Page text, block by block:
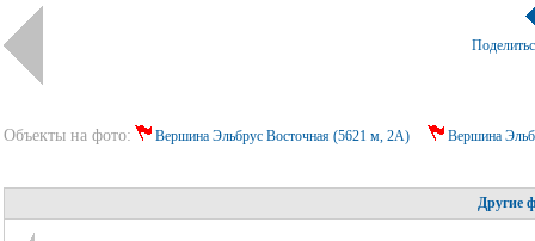
Объекты на фото: Вершина Эльбрус Восточная (5621 м, 2А) Вершина
Другие